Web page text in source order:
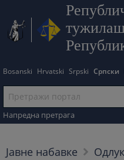
Bosanski Hrvatski Srpski Српски
Напредна претрага
Јавне набавке